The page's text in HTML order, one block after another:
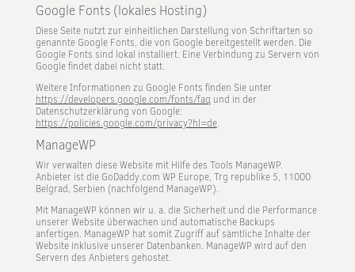
Google Fonts (lokales Hosting)
Diese Seite nutzt zur einheitlichen Darstellung von Schriftarten so
genannte Google Fonts, die von Google bereitgestellt werden. Die
Google Fonts sind lokal installiert. Eine Verbindung zu Servern von
Google findet dabei nicht statt.
Weitere Informationen zu Google Fonts finden Sie unter
https://developers.google.com/fonts/faq und in der
Datenschutzerklärung von Google:
https://policies.google.com/privacy?hl=de.
ManageWP
Wir verwalten diese Website mit Hilfe des Tools ManageWP.
Anbieter ist die GoDaddy.com WP Europe, Trg republike 5, 11000
Belgrad, Serbien (nachfolgend ManageWP).
Mit ManageWP können wir u. a. die Sicherheit und die Performance
unserer Website überwachen und automatische Backups
anfertigen. ManageWP hat somit Zugriff auf sämtliche Inhalte der
Website inklusive unserer Datenbanken. ManageWP wird auf den
Servern des Anbieters gehostet.